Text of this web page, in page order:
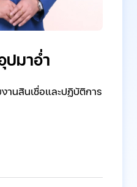
ปมาอ่ำ
านสินเชื่อและปฏิบัติการ